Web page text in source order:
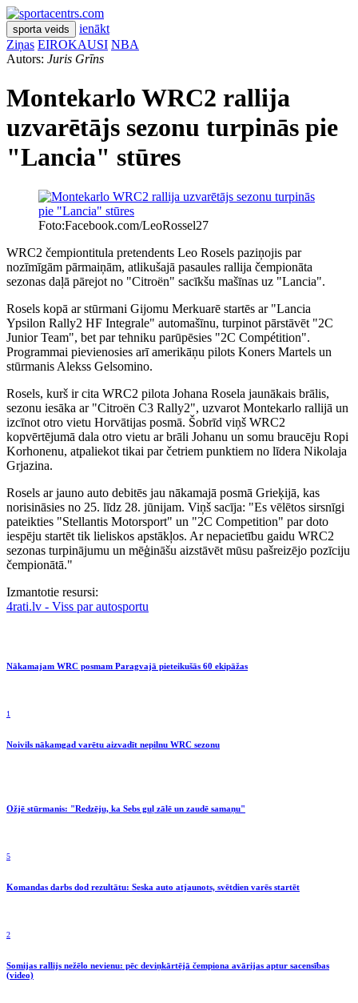
sporta veids
ienākt
Ziņas EIROKAUSI NBA
Autors: Juris Grīns
Montekarlo WRC2 rallija
uzvarētājs sezonu turpinās pie
"Lancia" stūres
Foto:Facebook.com/LeoRossel27
WRC2 čempiontitula pretendents Leo Rosels paziņojis par
nozīmīgām pārmaiņām, atlikušajā pasaules rallija čempionāta
sezonas daļā pārejot no "Citroën" sacīkšu mašīnas uz "Lancia".
Rosels kopā ar stūrmani Gijomu Merkuarē startēs ar "Lancia
Ypsilon Rally2 HF Integrale" automašīnu, turpinot pārstāvēt "2C
Junior Team", bet par tehniku parūpēsies "2C Compétition".
Programmai pievienosies arī amerikāņu pilots Koners Martels un
stūrmanis Alekss Gelsomino.
Rosels, kurš ir cita WRC2 pilota Johana Rosela jaunākais brālis,
sezonu iesāka ar "Citroën C3 Rally2", uzvarot Montekarlo rallijā un
izcīnot otro vietu Horvātijas posmā. Šobrīd viņš WRC2
kopvērtējumā dala otro vietu ar brāli Johanu un somu braucēju Ropi
Korhonenu, atpaliekot tikai par četriem punktiem no līdera Nikolaja
Grjazina.
Rosels ar jauno auto debitēs jau nākamajā posmā Grieķijā, kas
norisināsies no 25. līdz 28. jūnijam. Viņš sacīja: "Es vēlētos sirsnīgi
pateikties "Stellantis Motorsport" un "2C Competition" par doto
iespēju startēt tik lieliskos apstākļos. Ar nepacietību gaidu WRC2
sezonas turpinājumu un mēģināšu aizstāvēt mūsu pašreizējo pozīciju
čempionātā."
Izmantotie resursi:
4rati.lv - Viss par autosportu
Nākamajam WRC posmam Paragvajā pieteikušās 60 ekipāžas
1
Noivils nākamgad varētu aizvadīt nepilnu WRC sezonu
Ožjē stūrmanis: "Redzēju, ka Sebs guļ zālē un zaudē samaņu"
5
Komandas darbs dod rezultātu: Seska auto atjaunots, svētdien varēs startēt
2
Somijas rallijs nežēlo nevienu: pēc deviņkārtējā čempiona avārijas aptur sacensības
(video)